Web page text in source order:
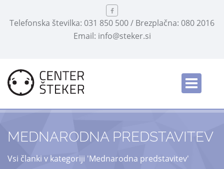
Telefonska številka: 031 850 500 / Brezplačna: 080 2016
Email: info@steker.si
MEDNARODNA PREDSTAVITEV
Vsi članki v kategoriji 'Mednarodna predstavitev'